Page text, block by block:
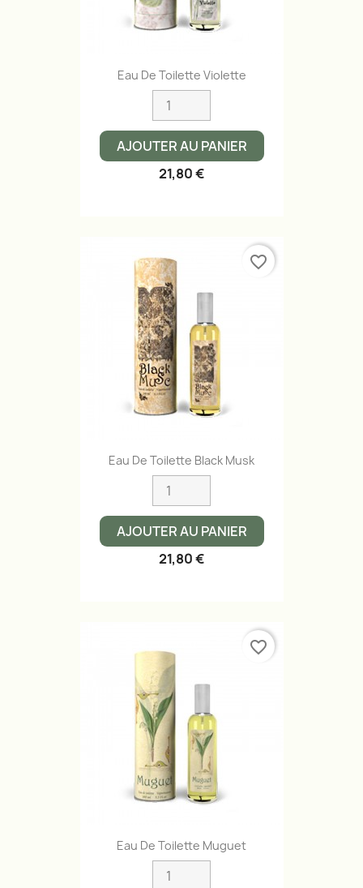
Eau De Toilette Violette
AJOUTER AU PANIER
21,80 €
Eau De Toilette Black Musk
AJOUTER AU PANIER
21,80 €
favorite_border
Eau De Toilette Muguet
favorite_border